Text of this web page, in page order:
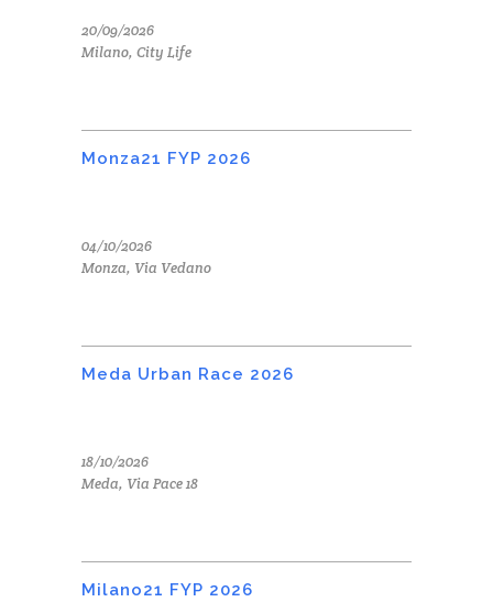
20/09/2026
Milano, City Life
Monza21 FYP 2026
04/10/2026
Monza, Via Vedano
Meda Urban Race 2026
18/10/2026
Meda, Via Pace 18
Milano21 FYP 2026